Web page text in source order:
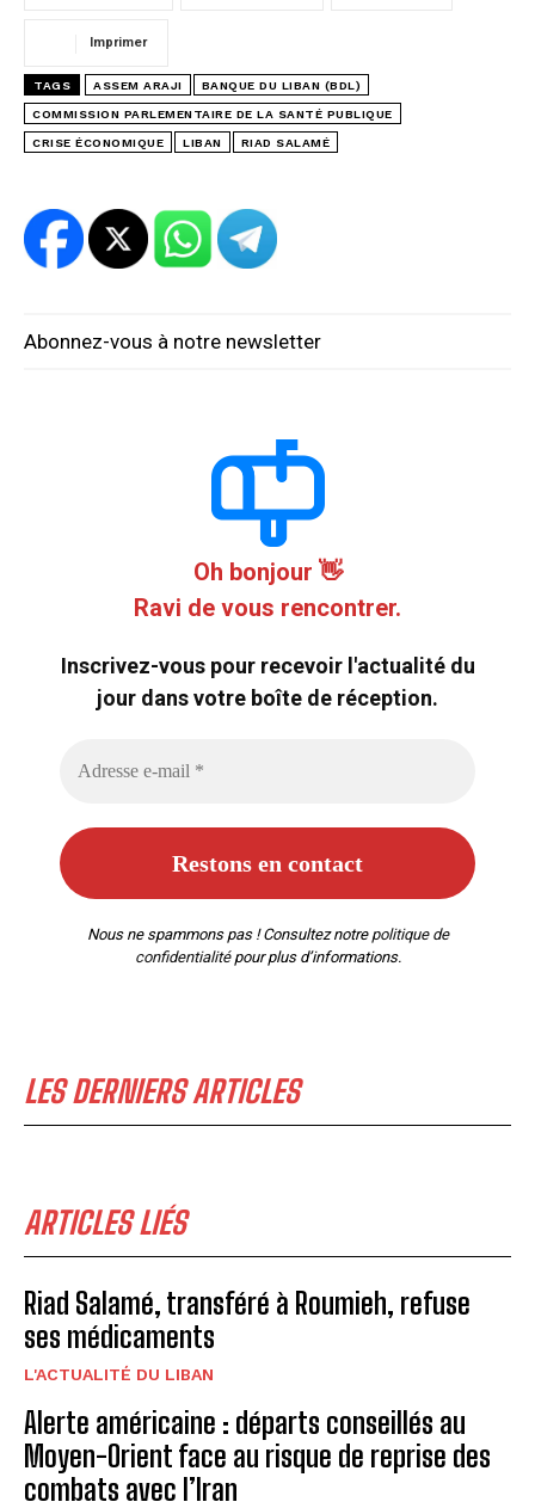
Abonnez-vous à notre newsletter
Oh bonjour 👋
Ravi de vous rencontrer.
Inscrivez-vous pour recevoir l'actualité du
jour dans votre boîte de réception.
Nous ne spammons pas ! Consultez notre politique de
confidentialitépour plus d’informations.
LES DERNIERS ARTICLES
ARTICLES LIÉS
Riad Salamé, transféré à Roumieh, refuse
ses médicaments
L'ACTUALITÉ DU LIBAN
Alerte américaine : départs conseillés au
Moyen-Orient face au risque de reprise des
combats avec l’Iran
Imprimer
TAGS ASSEM ARAJI BANQUE DU LIBAN (BDL)
COMMISSION PARLEMENTAIRE DE LA SANTÉ PUBLIQUE
CRISE ÉCONOMIQUE LIBAN RIAD SALAMÉ